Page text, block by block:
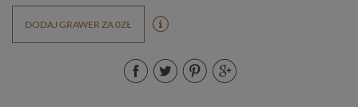
DODAJ GRAWER ZA 0ZŁ